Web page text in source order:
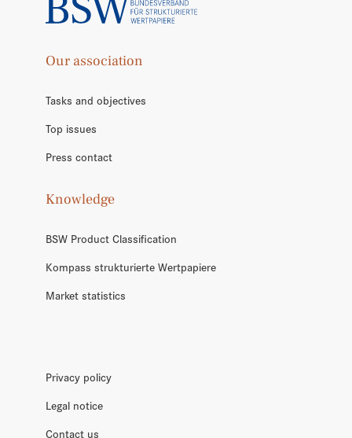
Our association
Tasks and objectives
Top issues
Press contact
Knowledge
BSW Product Classification
Kompass strukturierte Wertpapiere
Market statistics
Privacy policy
Legal notice
Contact us